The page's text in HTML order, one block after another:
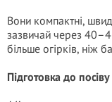
Вони компактні,
зазвичай через
більше огірків, ніж
Підготовка до посіву